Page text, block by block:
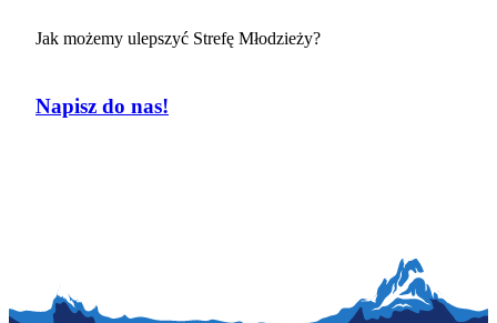
Jak możemy ulepszyć Strefę Młodzieży?
Napisz do nas!